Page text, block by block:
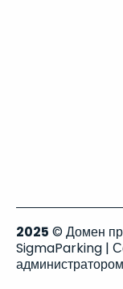
2025 © Домен
SigmaParking |